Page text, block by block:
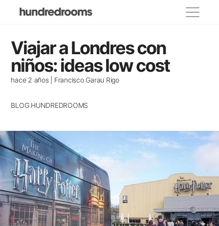
Categorías
propietarios
Lugares para visitar
Decoracion
Casas de famosos
Alojamientos recomendados
Casas con encanto
Consejos para viajar
Viajar a Londres con
niños: ideas low cost
hace 2 años | Francisco Garau Rigo
BLOG HUNDREDROOMS